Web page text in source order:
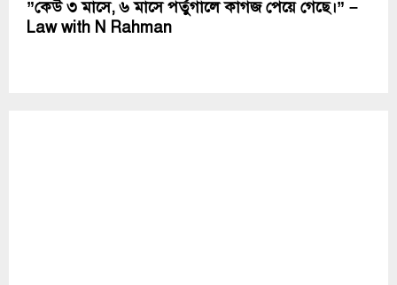
”কেউ ৩ মাসে, ৬ মাসে পর্তুগালে কাগজ পেয়ে গেছে।” –
Law with N Rahman